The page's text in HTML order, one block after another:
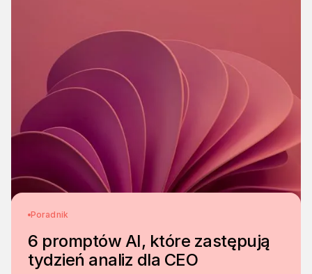
Poradnik
6 promptów AI, które zastępują
tydzień analiz dla CEO